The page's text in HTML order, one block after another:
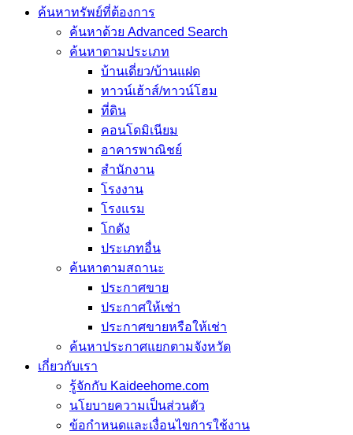
ค้นหาทรัพย์ที่ต้องการ
ค้นหาด้วย Advanced Search
ค้นหาตามประเภท
บ้านเดี่ยว/บ้านแฝด
ทาวน์เฮ้าส์/ทาวน์โฮม
ที่ดิน
คอนโดมิเนียม
อาคารพาณิชย์
สำนักงาน
โรงงาน
โรงแรม
โกดัง
ประเภทอื่น
ค้นหาตามสถานะ
ประกาศขาย
ประกาศให้เช่า
ประกาศขายหรือให้เช่า
ค้นหาประกาศแยกตามจังหวัด
เกี่ยวกับเรา
รู้จักกับ Kaideehome.com
นโยบายความเป็นส่วนตัว
ข้อกำหนดและเงื่อนไขการใช้งาน